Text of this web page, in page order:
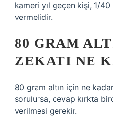
kameri yıl geçen kişi, 1/
vermelidir.
80 GRAM
ZEKATI NE
80 gram altın için ne
sorulursa, cevap kırkta
verilmesi gerekir.